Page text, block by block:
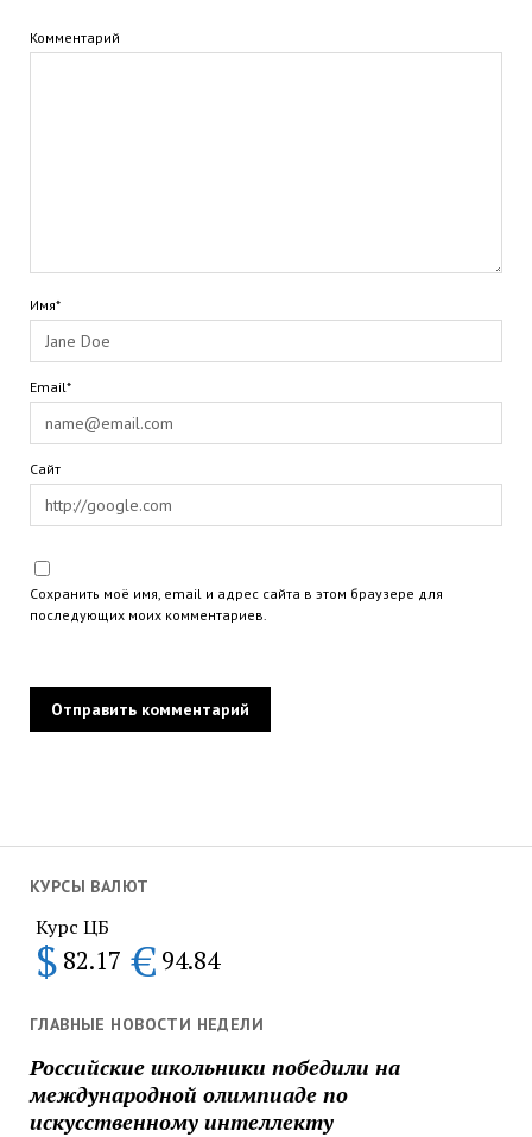
КУРСЫ ВАЛЮТ
Курс ЦБ
$ 82.17 € 94.84
ГЛАВНЫЕ НОВОСТИ НЕДЕЛИ
Российские школьники победили на
международной олимпиаде по
искусственному интеллекту
Комментарий
Имя*
Email*
Сайт
Сохранить моё имя, email и адрес сайта в этом браузере для
последующих моих комментариев.